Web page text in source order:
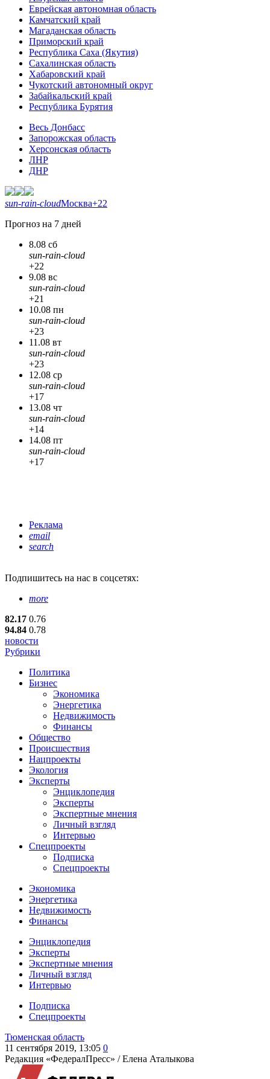
Еврейская автономная область
Камчатский край
Магаданская область
Приморский край
Республика Саха (Якутия)
Сахалинская область
Хабаровский край
Чукотский автономный округ
Забайкальский край
Республика Бурятия
Весь Донбасс
Запорожская область
Херсонская область
ЛНР
ДНР
sun-rain-cloudМосква+22
Прогноз на 7 дней
8.08 сб
sun-rain-cloud
+22
9.08 вс
sun-rain-cloud
+21
10.08 пн
sun-rain-cloud
+23
11.08 вт
sun-rain-cloud
+23
12.08 ср
sun-rain-cloud
+17
13.08 чт
sun-rain-cloud
+14
14.08 пт
sun-rain-cloud
+17
Реклама
email
search
Подпишитесь на нас в соцсетях:
more
82.17 0.76
94.84 0.78
новости
Рубрики
Политика
Бизнес
Экономика
Энергетика
Недвижимость
Финансы
Общество
Происшествия
Нацпроекты
Экология
Эксперты
Энциклопедия
Эксперты
Экспертные мнения
Личный взгляд
Интервью
Спецпроекты
Подписка
Спецпроекты
Экономика
Энергетика
Недвижимость
Финансы
Энциклопедия
Эксперты
Экспертные мнения
Личный взгляд
Интервью
Подписка
Спецпроекты
Тюменская область
11 сентября 2019, 13:05 0
Редакция «ФедералПресс» /Елена Аталыкова